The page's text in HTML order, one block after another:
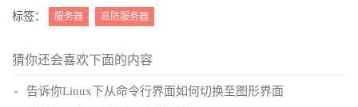
标签： 服务器 高防服务器
猜你还会喜欢下面的内容
告诉你Linux下从命令行界面如何切换至图形界面